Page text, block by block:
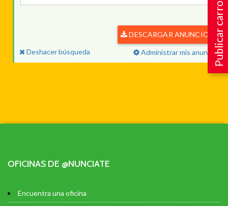
Publicar carro
DESCARGAR ANUNCIOS
Deshacer búsqueda
Administrar mis anuncios
OFICINAS DE @NUNCIATE
Encuentra una oficina